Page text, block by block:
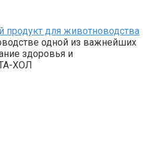
для животноводства
одной из важнейших
здоровья и
ХОЛ